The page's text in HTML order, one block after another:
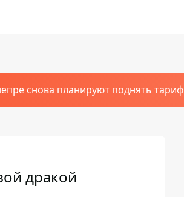
снова планируют поднять тариф
дракой